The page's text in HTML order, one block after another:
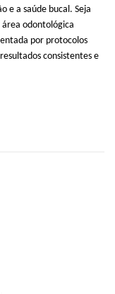
e a saúde bucal. Seja
odontológica
por protocolos
consistentes e